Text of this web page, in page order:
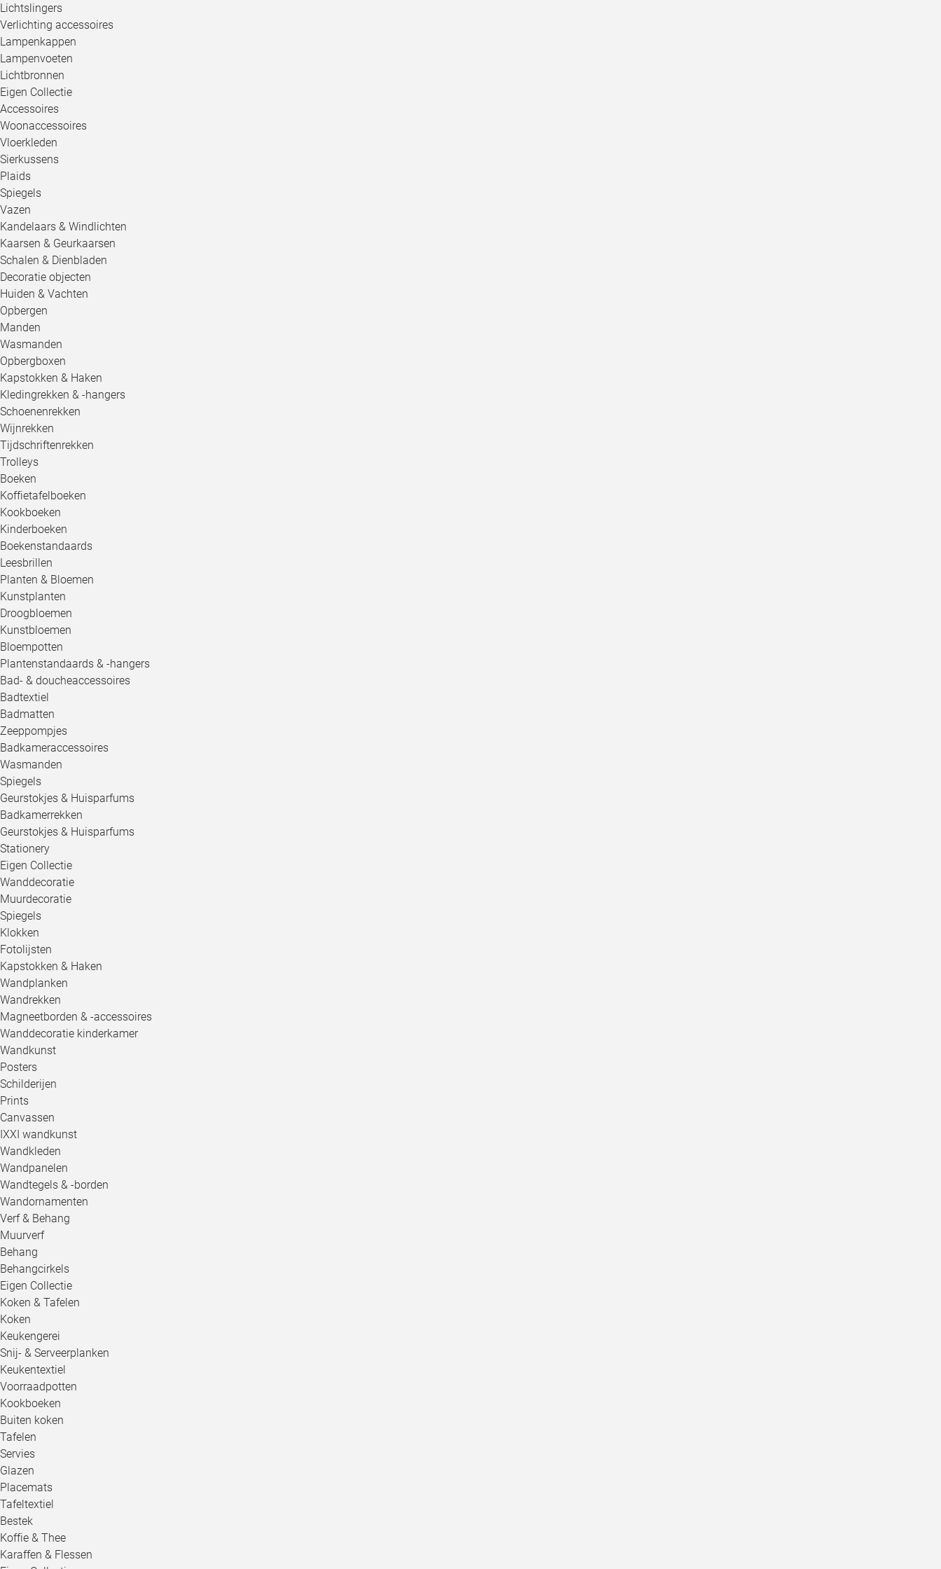
Lichtslingers
Verlichting accessoires
Lampenkappen
Lampenvoeten
Lichtbronnen
Eigen Collectie
Accessoires
Woonaccessoires
Vloerkleden
Sierkussens
Plaids
Spiegels
Vazen
Kandelaars & Windlichten
Kaarsen & Geurkaarsen
Schalen & Dienbladen
Decoratie objecten
Huiden & Vachten
Opbergen
Manden
Wasmanden
Opbergboxen
Kapstokken & Haken
Kledingrekken & -hangers
Schoenenrekken
Wijnrekken
Tijdschriftenrekken
Trolleys
Boeken
Koffietafelboeken
Kookboeken
Kinderboeken
Boekenstandaards
Leesbrillen
Planten & Bloemen
Kunstplanten
Droogbloemen
Kunstbloemen
Bloempotten
Plantenstandaards & -hangers
Bad- & doucheaccessoires
Badtextiel
Badmatten
Zeeppompjes
Badkameraccessoires
Wasmanden
Spiegels
Geurstokjes & Huisparfums
Badkamerrekken
Geurstokjes & Huisparfums
Stationery
Eigen Collectie
Wanddecoratie
Muurdecoratie
Spiegels
Klokken
Fotolijsten
Kapstokken & Haken
Wandplanken
Wandrekken
Magneetborden & -accessoires
Wanddecoratie kinderkamer
Wandkunst
Posters
Schilderijen
Prints
Canvassen
IXXI wandkunst
Wandkleden
Wandpanelen
Wandtegels & -borden
Wandornamenten
Verf & Behang
Muurverf
Behang
Behangcirkels
Eigen Collectie
Koken & Tafelen
Koken
Keukengerei
Snij- & Serveerplanken
Keukentextiel
Voorraadpotten
Kookboeken
Buiten koken
Tafelen
Servies
Glazen
Placemats
Tafeltextiel
Bestek
Koffie & Thee
Karaffen & Flessen